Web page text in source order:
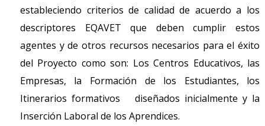
estableciendo criterios de calidad de acuerdo a los
descriptores EQAVET que deben cumplir estos
agentes y de otros recursos necesarios para el éxito
del Proyecto como son: Los Centros Educativos, las
Empresas, la Formación de los Estudiantes, los
Itinerarios formativos diseñados inicialmente y la
Inserción Laboral de los Aprendices.